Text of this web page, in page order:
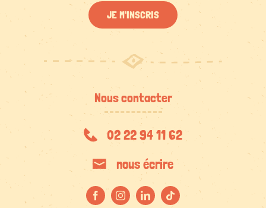
JE M'INSCRIS
Nous contacter
02 22 94 11 62
nous écrire